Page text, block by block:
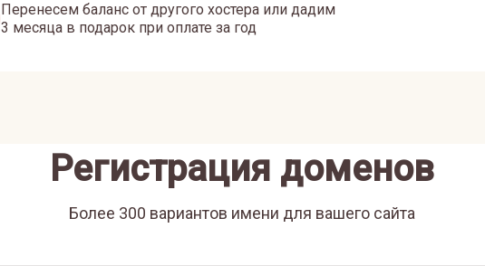
Перенесем баланс от другого хостера или дадим
3 месяца в подарок при оплате за год
Регистрация доменов
Более 300 вариантов имени для вашего сайта